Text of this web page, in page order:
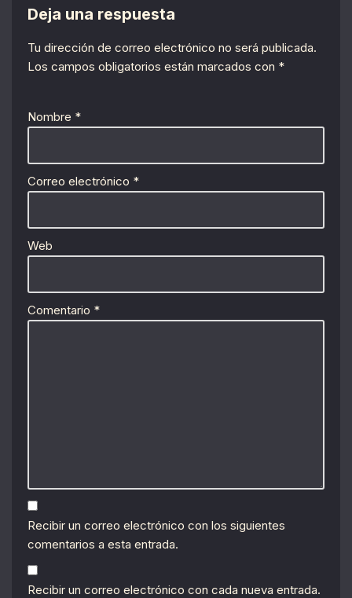
Deja una respuesta
Tu dirección de correo electrónico no será publicada.
Los campos obligatorios están marcados con *
Nombre *
Correo electrónico *
Web
Comentario *
Recibir un correo electrónico con los siguientes
comentarios a esta entrada.
Recibir un correo electrónico con cada nueva entrada.